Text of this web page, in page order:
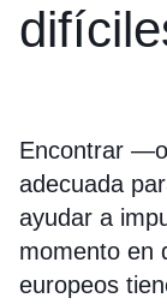
Encontrar
adecuada
ayudar a
momento en
europeos